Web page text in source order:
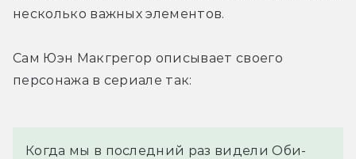
несколько важных элементов.
Сам Юэн Макгрегор описывает своего
персонажа в сериале так:
Когда мы в последний раз видели Оби-